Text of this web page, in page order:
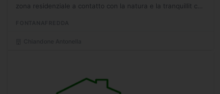
zona residenziale a contatto con la natura e la tranquillit che